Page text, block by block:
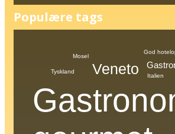
Populære tags
Veneto
God
Tyskland
Italien
Mosel